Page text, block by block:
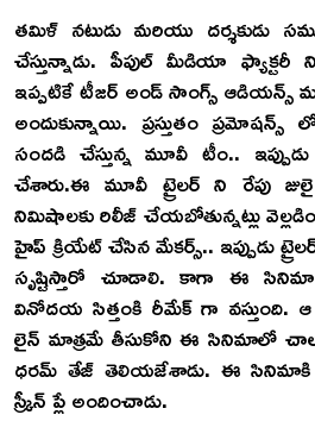
తమిళ్ నటుడు మరియు దర్శకుడు
చేస్తున్నాడు. పీపుల్ మీడియా ఫ్యాక్టరీ
ఇప్పటికే టీజర్ అండ్ సాంగ్స్ ఆడియన్స్
అందుకున్నాయి. ప్రస్తుతం
సందడి చేస్తున్న మూవీ టీం..
చేశారు.ఈ మూవీ ట్రైలర్ ని రేపు
నిమిషాలకు రిలీజ్ చేయబోతున్నట్లు
హైప్ క్రియేట్ చేసిన మేకర్స్.. ఇప్పుడు
సృష్టిస్తారో చూడాలి. కాగా ఈ
వినోదయ సిత్తంకి రీమేక్ గా వస్తుంది.
లైన్ మాత్రమే తీసుకోని ఈ సినిమాలో చాలా
ధరమ్ తేజ్ తెలియజేశాడు. ఈ సినిమాకి
స్క్రీన్ ప్లే అందించాడు.